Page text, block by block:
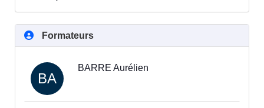
Formateurs
BA
BARRE Aurélien